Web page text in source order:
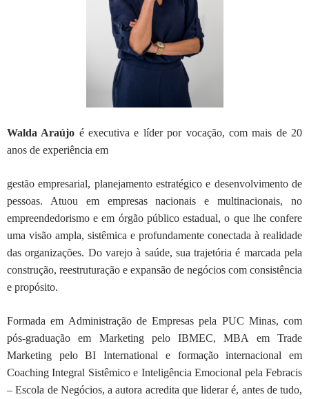
Walda Araújo é executiva e líder por vocação, com mais de 20
anos de experiência em
gestão empresarial, planejamento estratégico e desenvolvimento de
pessoas. Atuou em empresas nacionais e multinacionais, no
empreendedorismo e em órgão públicoestadual, o que lhe confere
uma visão ampla, sistêmica e profundamente conectada à realidade
das organizações. Do varejo à saúde, sua trajetória é marcada pela
construção, reestruturação e expansão de negócios com consistência
e propósito.
Formada em Administração de Empresas pela PUC Minas, com
pós-graduação em Marketing pelo IBMEC, MBA em Trade
Marketing pelo BI International e formaçãointernacional em
Coaching Integral Sistêmico e Inteligência Emocional pela Febracis
–Escola de Negócios, a autora acredita que liderar é, antes de tudo,